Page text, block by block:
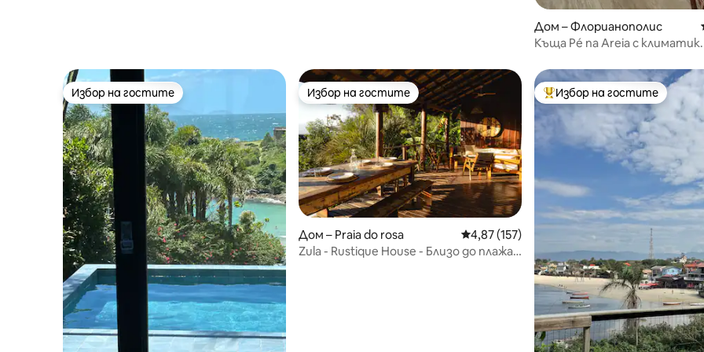
Дом – Флорианополис
Къща Pé na Areia с
Избор на гостите
Избор на гостите Избор на гостите
Избор на гостите
Дом – Praia do rosa Средна оценка: 4,87 от 5, 157 отзива
4,87 (157)
Zula - Rustique House - Близо до плажа
Най-популярен избор на
Избор на гостите